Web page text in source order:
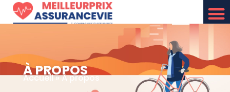
À PROPOS
Accueil»À propos